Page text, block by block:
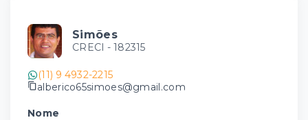
Simões
CRECI - 182315
(11) 9 4932-2215
alberico65simoes@gmail.com
Nome